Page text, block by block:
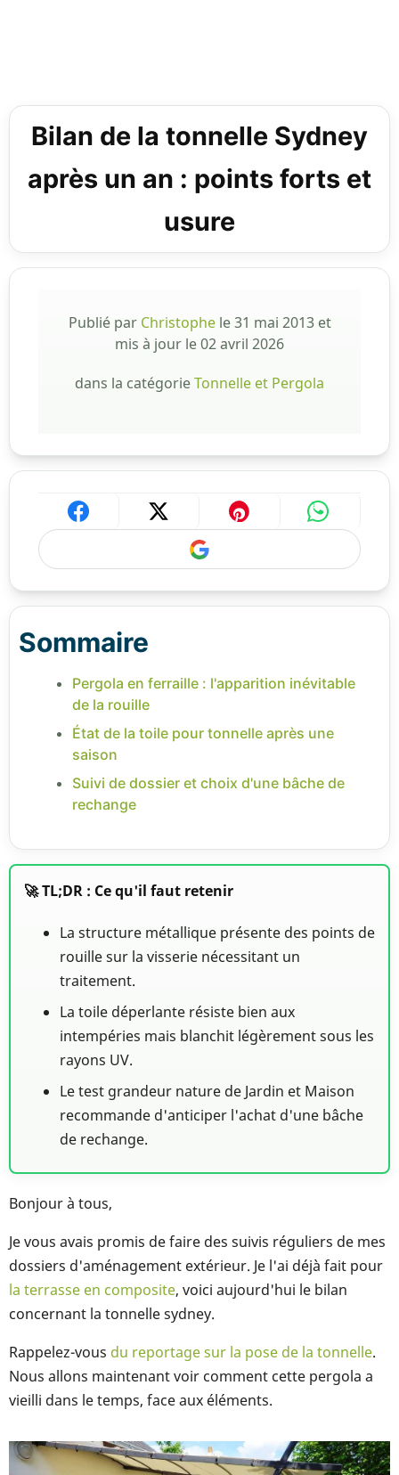
Bilan de la tonnelle Sydney
après un an : points forts et
usure
Publié par Christophele31 mai 2013et
mis à jour le02 avril 2026
dans la catégorieTonnelle et Pergola
Sommaire
Pergola en ferraille : l'apparition inévitable
de la rouille
État de la toile pour tonnelle après une
saison
Suivi de dossier et choix d'une bâche de
rechange
🚀 TL;DR : Ce qu'il faut retenir
La structure métallique présente des points de
rouille sur la visserie nécessitant un
traitement.
La toile déperlante résiste bien aux
intempéries mais blanchit légèrement sous les
rayons UV.
Le test grandeur nature de Jardin et Maison
recommande d'anticiper l'achat d'une bâche
de rechange.
Bonjour à tous,
Je vous avais promis de faire des suivis réguliers de mes
dossiers d'aménagement extérieur. Je l'ai déjà fait pour
la terrasse en composite, voici aujourd'hui le bilan
concernant la tonnelle sydney.
Rappelez-vous du reportage sur la pose de la tonnelle.
Nous allons maintenant voir comment cette pergola a
vieilli dans le temps, face aux éléments.